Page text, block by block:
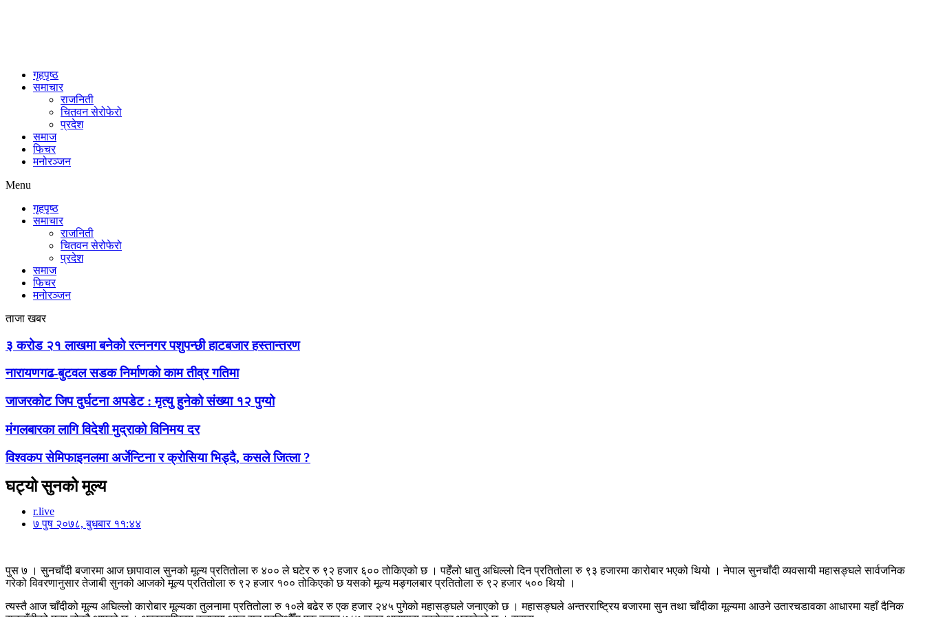
गृहपृष्ठ
समाचार
राजनिती
चितवन सेरोफेरो
प्रदेश
समाज
फिचर
मनोरञ्जन
Menu
गृहपृष्ठ
समाचार
राजनिती
चितवन सेरोफेरो
प्रदेश
समाज
फिचर
मनोरञ्जन
ताजा खबर
३ करोड २१ लाखमा बनेको रत्ननगर पशुपन्छी हाटबजार हस्तान्तरण
नारायणगढ-बुटवल सडक निर्माणको काम तीव्र गतिमा
जाजरकोट जिप दुर्घटना अपडेट : मृत्यु हुनेको संख्या १२ पुग्यो
मंगलबारका लागि विदेशी मुद्राको विनिमय दर
विश्वकप सेमिफाइनलमा अर्जेन्टिना र क्रोसिया भिड्दै, कसले जित्ला ?
घट्यो सुनको मूल्य
r.live
७ पुष २०७८, बुधबार ११:४४
पुस ७ । सुनचाँदी बजारमा आज छापावाल सुनको मूल्य प्रतितोला रु ४०० ले घटेर रु ९२ हजार ६०० तोकिएको छ । पहेँलो धातु अधिल्लो दिन प्रतितोला रु ९३ हजारमा कारोबार भएको थियो । नेपाल सुनचाँदी व्यवसायी महासङ्घले सार्वजनिक
गरेको विवरणानुसार तेजाबी सुनको आजको मूल्य प्रतितोला रु ९२ हजार १०० तोकिएको छ यसको मूल्य मङ्गलबार प्रतितोला रु ९२ हजार ५०० थियो ।
त्यस्तै आज चाँदीको मूल्य अघिल्लो कारोबार मूल्यका तुलनामा प्रतितोला रु १०ले बढेर रु एक हजार २४५ पुगेको महासङ्घले जनाएको छ । महासङ्घले अन्तरराष्ट्रिय बजारमा सुन तथा चाँदीका मूल्यमा आउने उतारचडावका आधारमा यहाँ दैनिक